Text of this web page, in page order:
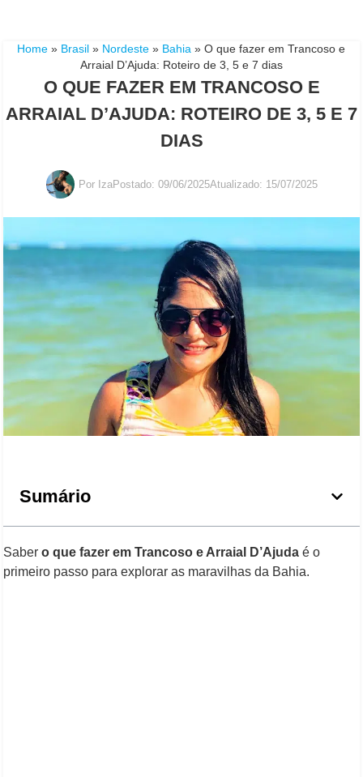
Home » Brasil » Nordeste » Bahia »O que fazer em Trancoso e
Arraial D’Ajuda: Roteiro de 3, 5 e 7 dias
O QUE FAZER EM TRANCOSO E
ARRAIAL D’AJUDA: ROTEIRO DE 3, 5 E 7
DIAS
PorIzaPostado: 09/06/2025Atualizado: 15/07/2025
Sumário
Saber o que fazer em Trancoso e Arraial D’Ajuda é o
primeiro passo para explorar as maravilhas da Bahia.